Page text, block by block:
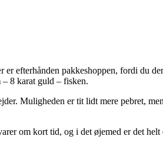
efterhånden pakkeshoppen, fordi du
8 karat guld – fisken.
Muligheden er tit lidt mere pebret,
om kort tid, og i det øjemed er det